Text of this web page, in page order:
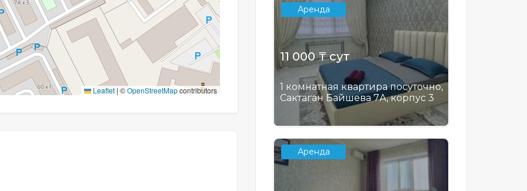
Leaflet | ©OpenStreetMapcontributors
Аренда
11 000 ₸ сут
1 комнатная квартира посуточно,
Сактаган Байшева 7А, корпус 3
Аренда